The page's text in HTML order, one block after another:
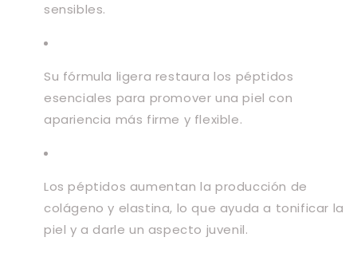
sensibles.
Su fórmula ligera restaura los péptidos
esenciales para promover una piel con
apariencia más firme y flexible.
Los péptidos aumentan la producción de
colágeno y elastina, lo que ayuda a tonificar la
piel y a darle un aspecto juvenil.